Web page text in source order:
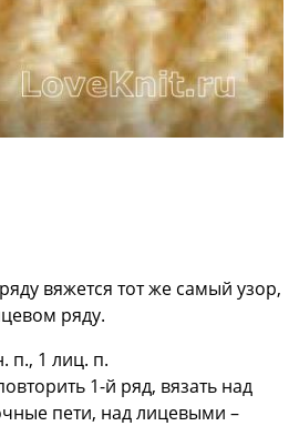
вяжется тот же самый узор,
ряду.
п., 1 лиц. п.
1-й ряд, вязать над
пети, над лицевыми –